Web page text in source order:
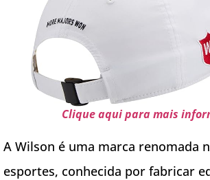
Clique aqui para mais
A Wilson é uma marca renomada
esportes, conhecida por fabricar